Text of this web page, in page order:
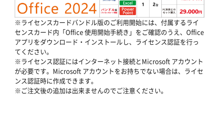
※ライセンスカードバンドル版のご利用開始には、付属するライ
センスカード内「Office 使用開始手続き」をご確認のうえ、Office
アプリをダウンロード・インストールし、ライセンス認証を行っ
てください。
※ライセンス認証にはインターネット接続とMicrosoft アカウント
が必要です。Microsoft アカウントをお持ちでない場合は、ライセ
ンス認証時に作成できます。
※ご注文後の追加は出来ませんのでご注意ください。